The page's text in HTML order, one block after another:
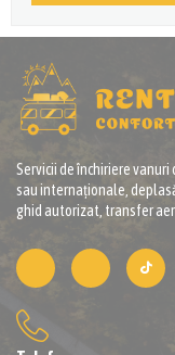
Servicii de închiriere
sau internaționale,
ghid autorizat, transfer